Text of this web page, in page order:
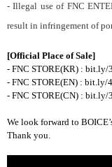
- Illegal use of FNC
result in infringement of
[Official Place of Sale]
- FNC STORE(KR) : bit.ly/
- FNC STORE(EN) : bit.ly/
- FNC STORE(CN) :
We look forward to
Thank you.